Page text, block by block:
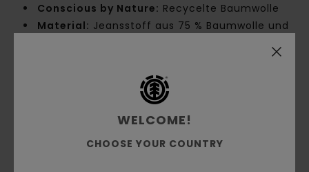
Conscious by Nature: Recycelte Baumwolle
Material: Jeansstoff aus 75 % Baumwolle und
Hosenschlitz mit Reißverschluss
WELCOME!
CHOOSE YOUR COUNTRY